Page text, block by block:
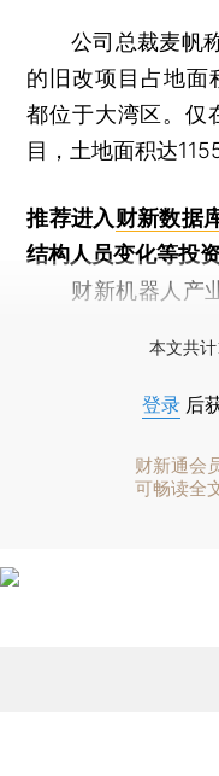
公司总裁麦帆称
的旧改项目占地面
都位于大湾区。仅
目，土地面积达
推荐进入财新数据
结构人员变化等投资
财新机器人产业
本文共
登录 后
财新通会
可畅读全